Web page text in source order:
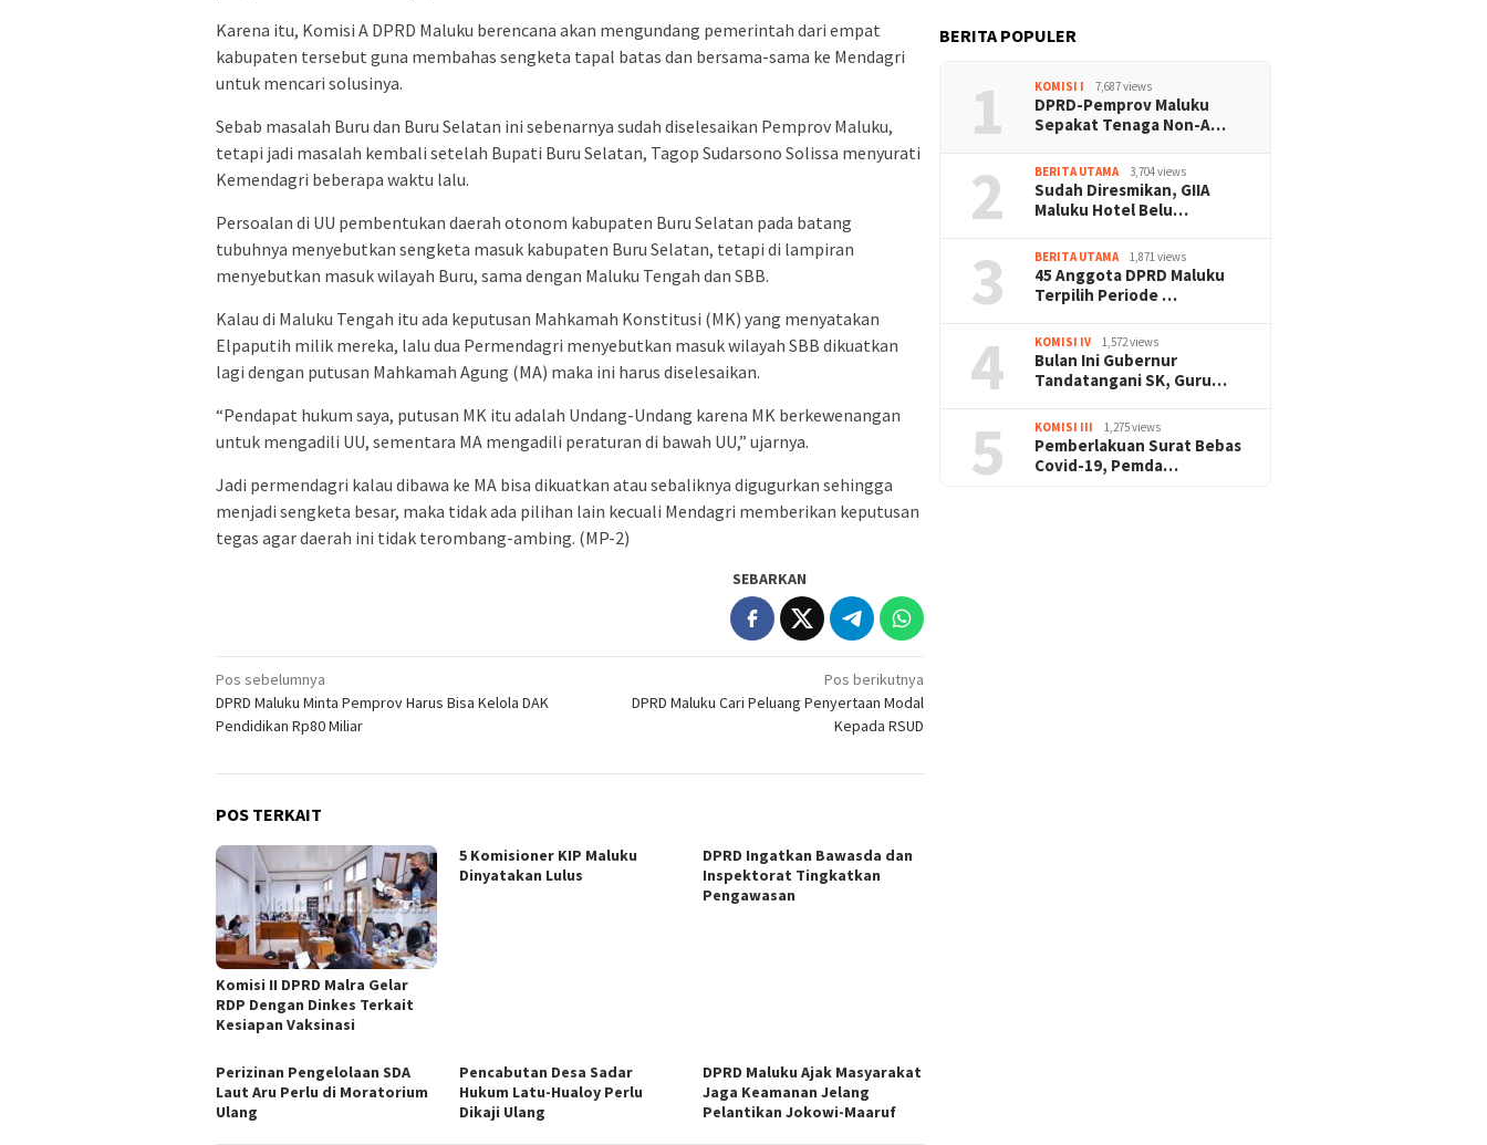
Karena itu, Komisi A DPRD Maluku berencana akan mengundang pemerintah dari empat
kabupaten tersebut guna membahas sengketa tapal batas dan bersama-sama ke Mendagri
untuk mencari solusinya.
Sebab masalah Buru dan Buru Selatan ini sebenarnya sudah diselesaikan Pemprov Maluku,
tetapi jadi masalah kembali setelah Bupati Buru Selatan, Tagop Sudarsono Solissa menyurati
Kemendagri beberapa waktu lalu.
Persoalan di UU pembentukan daerah otonom kabupaten Buru Selatan pada batang
tubuhnya menyebutkan sengketa masuk kabupaten Buru Selatan, tetapi di lampiran
menyebutkan masuk wilayah Buru, sama dengan Maluku Tengah dan SBB.
Kalau di Maluku Tengah itu ada keputusan Mahkamah Konstitusi (MK) yang menyatakan
Elpaputih milik mereka, lalu dua Permendagri menyebutkan masuk wilayah SBB dikuatkan
lagi dengan putusan Mahkamah Agung (MA) maka ini harus diselesaikan.
“Pendapat hukum saya, putusan MK itu adalah Undang-Undang karena MK berkewenangan
untuk mengadili UU, sementara MA mengadili peraturan di bawah UU,” ujarnya.
Jadi permendagri kalau dibawa ke MA bisa dikuatkan atau sebaliknya digugurkan sehingga
menjadi sengketa besar, maka tidak ada pilihan lain kecuali Mendagri memberikan keputusan
tegas agar daerah ini tidak terombang-ambing. (MP-2)
SEBARKAN
Navigasi
pos
Pos sebelumnya
DPRD Maluku Minta Pemprov Harus Bisa Kelola DAK
Pendidikan Rp80 Miliar
Pos berikutnya
DPRD Maluku Cari Peluang Penyertaan Modal
Kepada RSUD
POS TERKAIT
Komisi II DPRD Malra Gelar
RDP Dengan Dinkes Terkait
Kesiapan Vaksinasi
5 Komisioner KIP Maluku
Dinyatakan Lulus
DPRD Ingatkan Bawasda dan
Inspektorat Tingkatkan
Pengawasan
Perizinan Pengelolaan SDA
Laut Aru Perlu di Moratorium
Ulang
Pencabutan Desa Sadar
Hukum Latu-Hualoy Perlu
Dikaji Ulang
DPRD Maluku Ajak Masyarakat
Jaga Keamanan Jelang
Pelantikan Jokowi-Maaruf
BERITA POPULER
1 KOMISI I 7,687 views
DPRD-Pemprov Maluku
Sepakat Tenaga Non-A…
2 BERITA UTAMA 3,704 views
Sudah Diresmikan, GIIA
Maluku Hotel Belu…
3 BERITA UTAMA 1,871 views
45 Anggota DPRD Maluku
Terpilih Periode …
4 KOMISI IV 1,572 views
Bulan Ini Gubernur
Tandatangani SK, Guru…
5 KOMISI III 1,275 views
Pemberlakuan Surat Bebas
Covid-19, Pemda…